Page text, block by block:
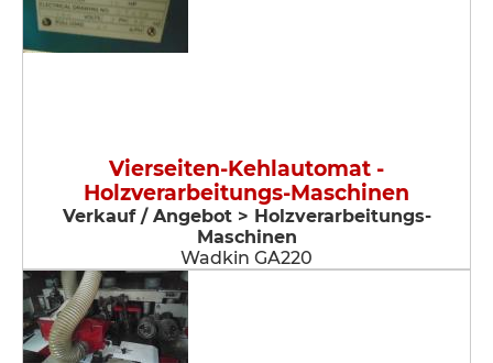
Vierseiten-Kehlautomat -
Holzverarbeitungs-Maschinen
Verkauf / Angebot > Holzverarbeitungs-
Maschinen
Wadkin GA220